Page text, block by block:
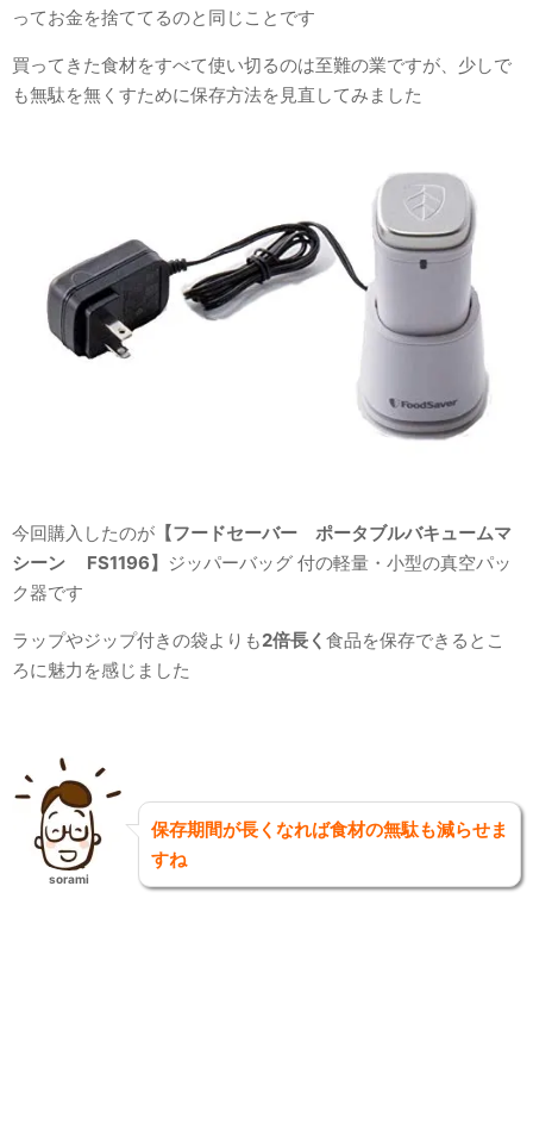
ってお金を捨ててるのと同じことです
買ってきた食材をすべて使い切るのは至難の業ですが、少しで
も無駄を無くすために保存方法を見直してみました
今回購入したのが 【フードセーバー ポータブルバキュームマ
シーン FS1196】
ジッパーバッグ 付の軽量・小型の真空パッ
ク器です
ラップやジップ付きの袋よりも2倍長く 食品を保存できるとこ
ろに魅力を感じました
sorami
保存期間が長くなれば食材の無駄も減らせま
すね